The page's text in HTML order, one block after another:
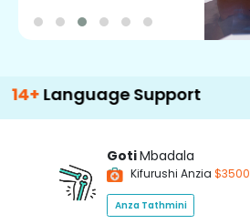
Support 500+
GotiMbadala
Kifurushi Anzia $3500
Anza Tathmini